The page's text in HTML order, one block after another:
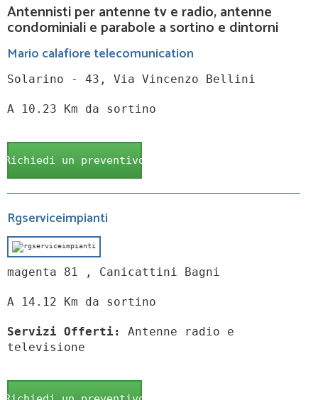
Antennisti per antenne tv e radio, antenne
condominiali e parabole a sortino e dintorni
Mario calafiore telecomunication
Solarino - 43, Via Vincenzo Bellini
A 10.23 Km da sortino
Richiedi un preventivo
Rgserviceimpianti
magenta 81 , Canicattini Bagni
A 14.12 Km da sortino
Servizi Offerti:
Antenne radio e
televisione